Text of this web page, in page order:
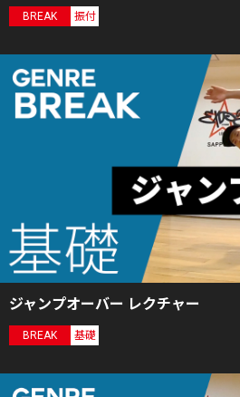
BREAK 振付
ジャンプオーバー レクチャー
BREAK 基礎